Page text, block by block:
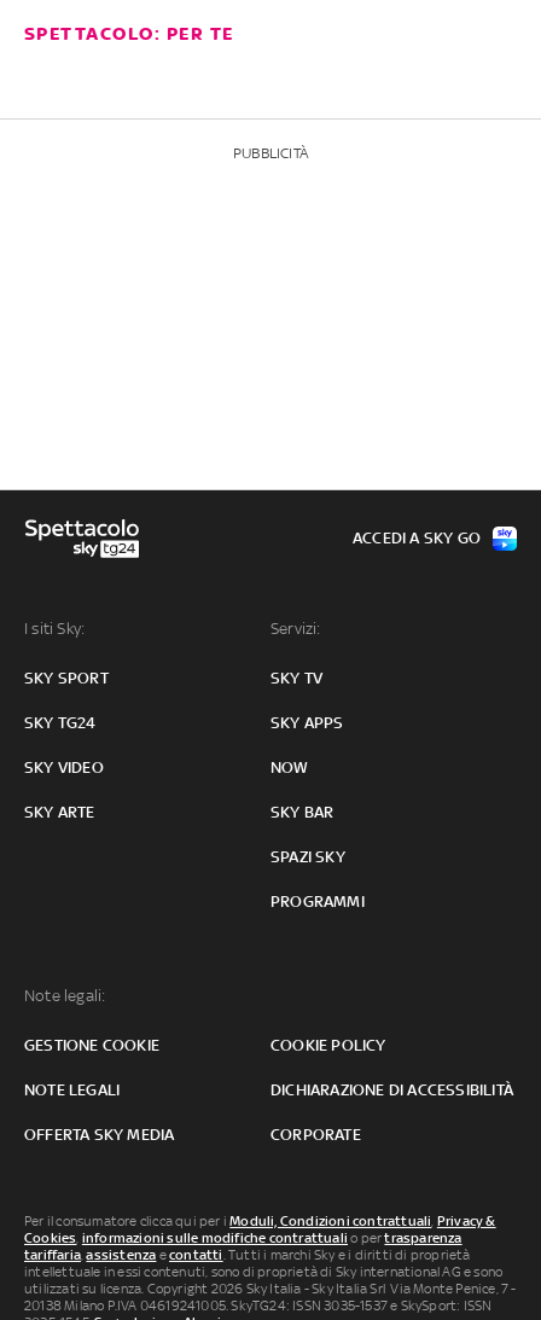
SPETTACOLO: PER TE
PUBBLICITÀ
I siti Sky:
SKY SPORT
SKY TG24
SKY VIDEO
SKY ARTE
Servizi:
SKY TV
SKY APPS
NOW
SKY BAR
SPAZI SKY
PROGRAMMI
Note legali:
GESTIONE COOKIE COOKIE POLICY
NOTE LEGALI DICHIARAZIONE DI ACCESSIBILITÀ
OFFERTA SKY MEDIA CORPORATE
ACCEDI A SKY GO
Per il consumatore clicca qui per iModuli, Condizioni contrattuali Privacy &
Cookies informazioni sulle modifiche contrattuali o pertrasparenza
tariffaria ,assistenza econtatti . Tutti i marchi Sky e i diritti di proprietà
intellettuale in essi contenuti, sono di proprietà di Sky international AG e sono
utilizzati su licenza. Copyright 2026 Sky Italia - Sky Italia Srl Via Monte Penice, 7 -
20138 Milano P.IVA 04619241005. SkyTG24: ISSN 3035-1537 e SkySport: ISSN